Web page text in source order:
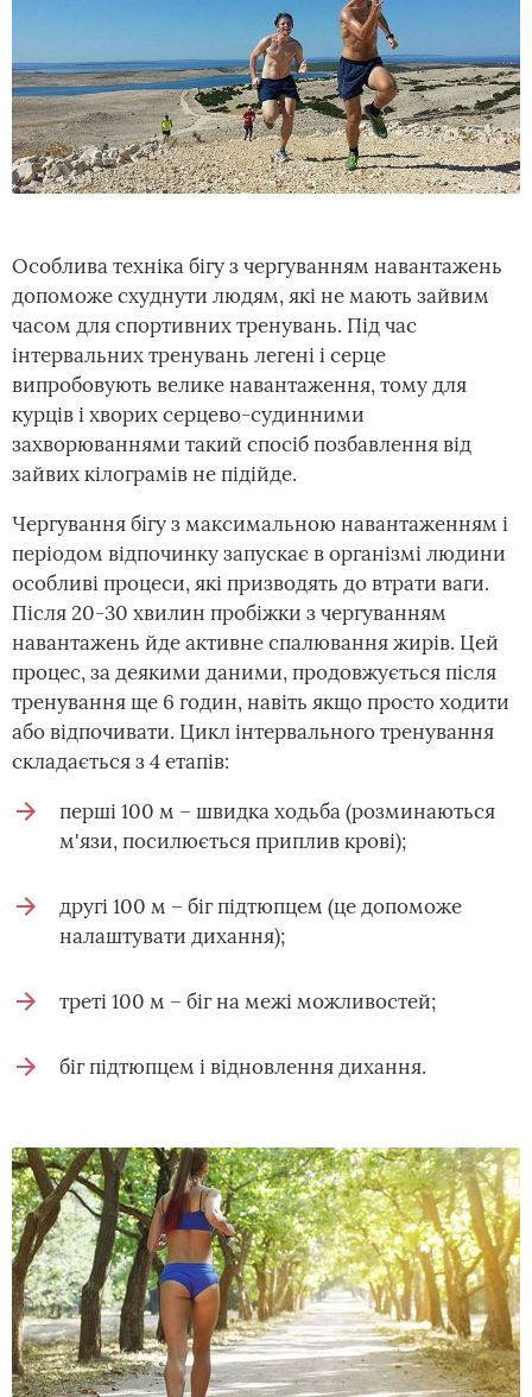
Особлива техніка бігу з чергуванням навантажень
допоможе схуднути людям, які не мають зайвим
часом для спортивних тренувань. Під час
інтервальних тренувань легені і серце
випробовують велике навантаження, тому для
курців і хворих серцево-судинними
захворюваннями такий спосіб позбавлення від
зайвих кілограмів не підійде.
Чергування бігу з максимальною навантаженням і
періодом відпочинку запускає в організмі людини
особливі процеси, які призводять до втрати ваги.
Після 20-30 хвилин пробіжки з чергуванням
навантажень йде активне спалювання жирів. Цей
процес, за деякими даними, продовжується після
тренування ще 6 годин, навіть якщо просто ходити
або відпочивати. Цикл інтервального тренування
складається з 4 етапів:
перші 100 м – швидка ходьба (розминаються
м'язи, посилюється приплив крові);
другі 100 м – біг підтюпцем (це допоможе
налаштувати дихання);
треті 100 м – біг на межі можливостей;
біг підтюпцем і відновлення дихання.